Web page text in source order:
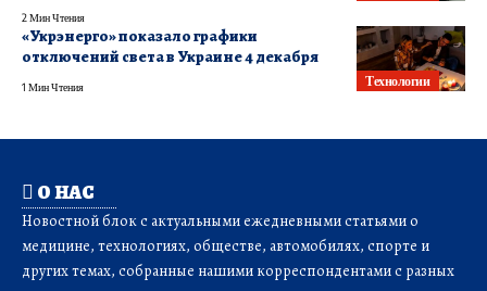
2 Мин Чтения
Технологии
«Укрэнерго» показало графики
отключений света в Украине 4 декабря
1 Мин Чтения
О НАС
Новостной блок с актуальными ежедневными статьями о
медицине, технологиях, обществе, автомобилях, спорте и
других темах, собранные нашими корреспондентами с разных